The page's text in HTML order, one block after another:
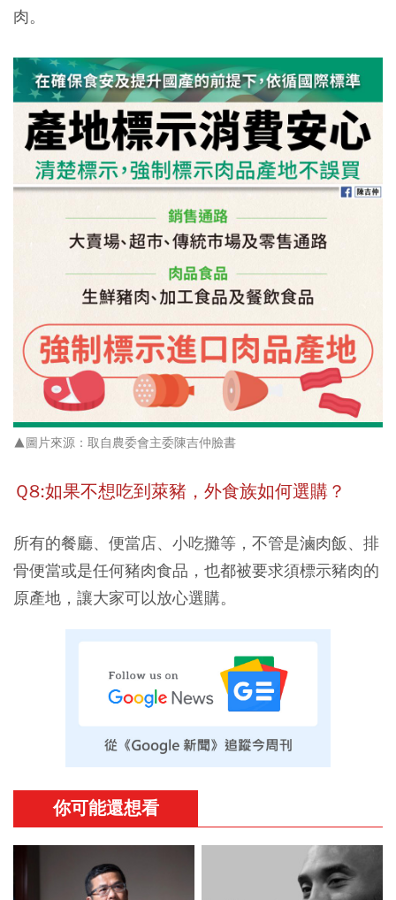
肉。
▲圖片來源：取自農委會主委陳吉仲臉書
Ｑ8:如果不想吃到萊豬，外食族如何選購？
所有的餐廳、便當店、小吃攤等，不管是滷肉飯、排
骨便當或是任何豬肉食品， 也都被要求須標示豬肉的
原產地 ，讓大家可以放心選購。